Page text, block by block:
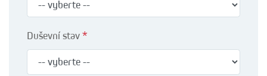
Duševní stav *